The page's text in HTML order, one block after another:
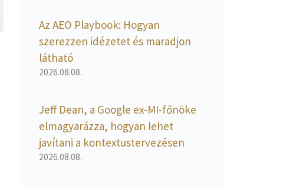
Az AEO Playbook: Hogyan
szerezzen idézetet és maradjon
látható
2026.08.08.
Jeff Dean, a Google ex-MI-főnöke
elmagyarázza, hogyan lehet
javítani a kontextustervezésen
2026.08.08.